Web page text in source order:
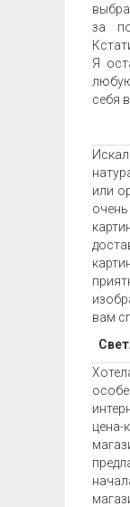
за
Я
себя
или
вам